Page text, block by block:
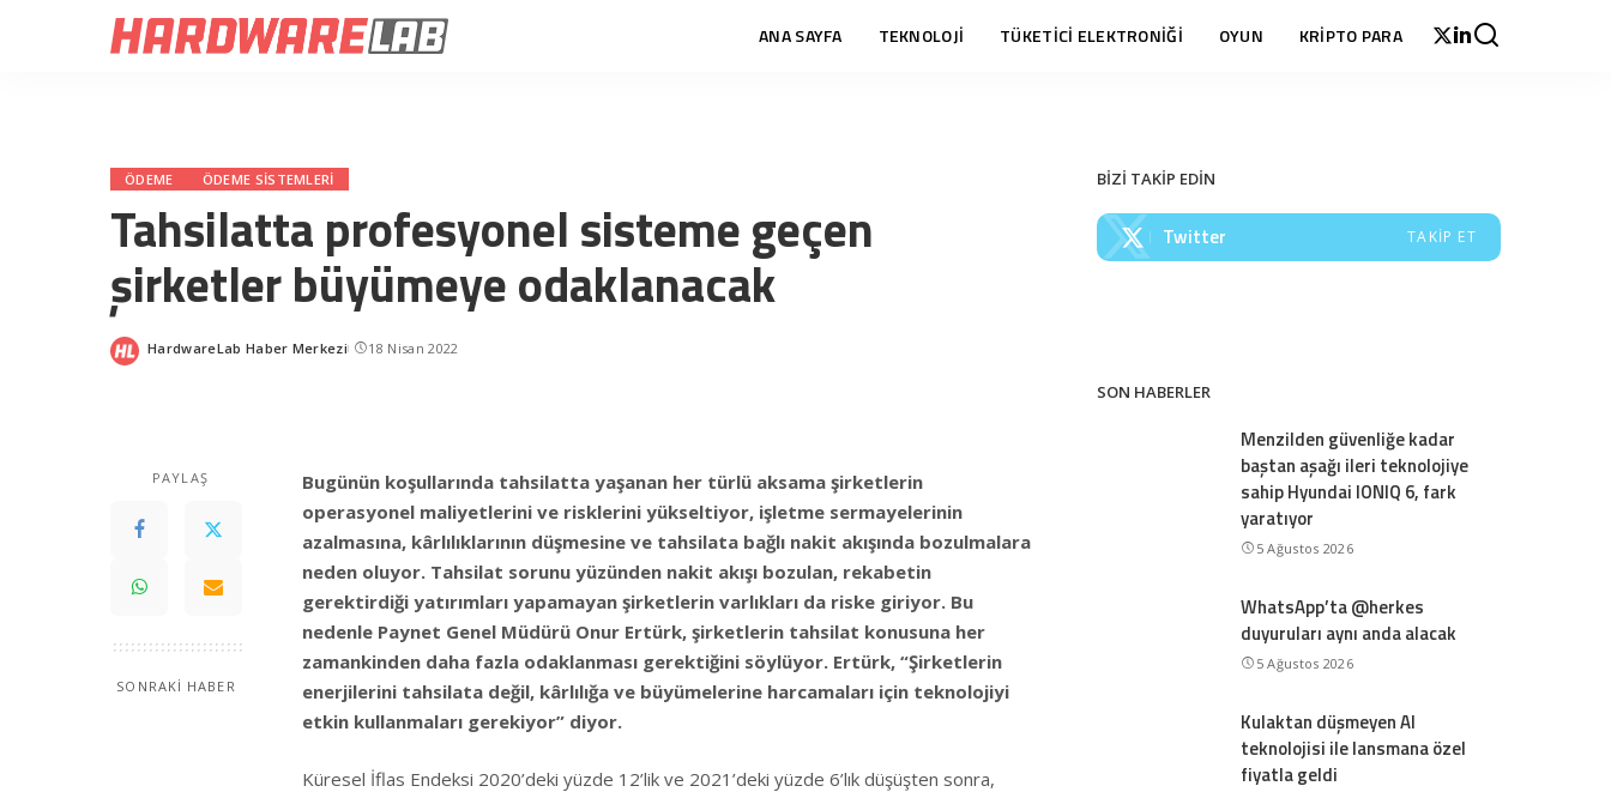
ANA SAYFA TEKNOLOJİ TÜKETİCİ ELEKTRONİĞİ OYUN KRİPTO PARA
ÖDEME ÖDEME SISTEMLERI
Tahsilatta profesyonel sisteme geçen
şirketler büyümeye odaklanacak
Posted
HardwareLab Haber Merkezi 18 Nisan 2022
PAYLAŞ
SONRAKİ HABER
Bugünün koşullarında tahsilatta yaşanan her türlü aksama şirketlerin
operasyonel maliyetlerini ve risklerini yükseltiyor, işletme sermayelerinin
azalmasına, kârlılıklarının düşmesine ve tahsilata bağlı nakit akışında bozulmalara
neden oluyor. Tahsilat sorunu yüzünden nakit akışı bozulan, rekabetin
gerektirdiği yatırımları yapamayan şirketlerin varlıkları da riske giriyor. Bu
nedenle Paynet Genel Müdürü Onur Ertürk, şirketlerin tahsilat konusuna her
zamankinden daha fazla odaklanması gerektiğini söylüyor. Ertürk, “Şirketlerin
enerjilerini tahsilata değil, kârlılığa ve büyümelerine harcamaları için teknolojiyi
etkin kullanmaları gerekiyor” diyor.
Küresel İflas Endeksi 2020’deki yüzde 12’lik ve 2021’deki yüzde 6’lık düşüşten sonra,
BİZİ TAKİP EDİN
Twitter TAKIP ET
SON HABERLER
Menzilden güvenliğe kadar
baştan aşağı ileri teknolojiye
sahip Hyundai IONIQ 6, fark
yaratıyor
5 Ağustos 2026
WhatsApp’ta @herkes
duyuruları aynı anda alacak
5 Ağustos 2026
Kulaktan düşmeyen AI
teknolojisi ile lansmana özel
fiyatla geldi